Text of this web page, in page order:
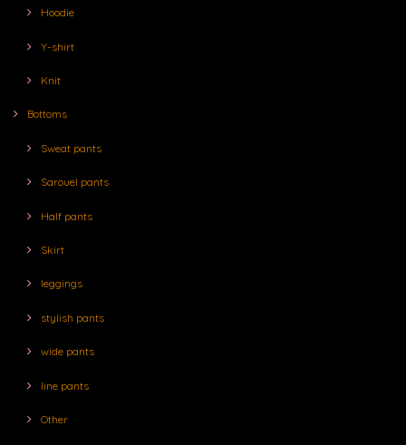
Hoodie
Y-shirt
Knit
Bottoms
Sweat pants
Sarouel pants
Half pants
Skirt
leggings
stylish pants
wide pants
line pants
Other